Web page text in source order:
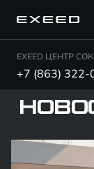
EXEED ЦЕНТР
+7 (863) 322-